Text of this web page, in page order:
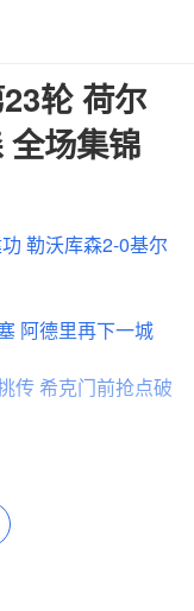
轮 荷尔
场集锦
勒沃库森2-0基尔
阿德里再下一城
传 希克门前抢点破